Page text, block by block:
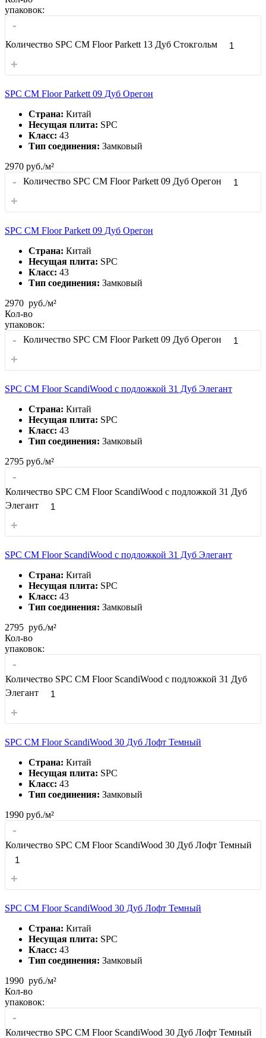
упаковок:
-
Количество SPC CM Floor Parkett 13 Дуб Стокгольм
+
SPC CM Floor Parkett 09 Дуб Орегон
Страна: Китай
Несущая плита: SPC
Класс: 43
Тип соединения: Замковый
2970 руб./м²
- Количество SPC CM Floor Parkett 09 Дуб Орегон
+
SPC CM Floor Parkett 09 Дуб Орегон
Страна: Китай
Несущая плита: SPC
Класс: 43
Тип соединения: Замковый
2970 руб./м²
Кол-во
упаковок:
- Количество SPC CM Floor Parkett 09 Дуб Орегон
+
SPC CM Floor ScandiWood с подложкой 31 Дуб Элегант
Страна: Китай
Несущая плита: SPC
Класс: 43
Тип соединения: Замковый
2795 руб./м²
-
Количество SPC CM Floor ScandiWood с подложкой 31 Дуб
Элегант
+
SPC CM Floor ScandiWood с подложкой 31 Дуб Элегант
Страна: Китай
Несущая плита: SPC
Класс: 43
Тип соединения: Замковый
2795 руб./м²
Кол-во
упаковок:
-
Количество SPC CM Floor ScandiWood с подложкой 31 Дуб
Элегант
+
SPC CM Floor ScandiWood 30 Дуб Лофт Темный
Страна: Китай
Несущая плита: SPC
Класс: 43
Тип соединения: Замковый
1990 руб./м²
-
Количество SPC CM Floor ScandiWood 30 Дуб Лофт Темный
+
SPC CM Floor ScandiWood 30 Дуб Лофт Темный
Страна: Китай
Несущая плита: SPC
Класс: 43
Тип соединения: Замковый
1990 руб./м²
Кол-во
упаковок:
-
Количество SPC CM Floor ScandiWood 30 Дуб Лофт Темный